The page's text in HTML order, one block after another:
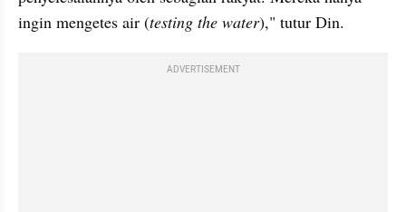
ingin mengetes air (testing the water)," tutur Din.
ADVERTISEMENT